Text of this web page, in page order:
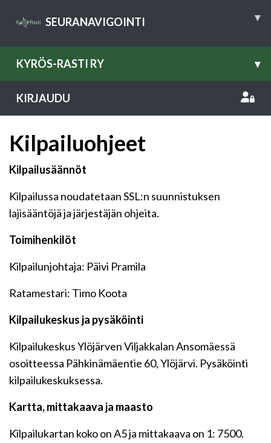
SEURANAVIGOINTI ▾
KYRÖS-RASTI RY ▾
KIRJAUDU
Kilpailuohjeet
Kilpailusäännöt
Kilpailussa noudatetaan SSL:n suunnistuksen
lajisääntöjä ja järjestäjän ohjeita.
Toimihenkilöt
Kilpailunjohtaja: Päivi Pramila
Ratamestari: Timo Koota
Kilpailukeskus ja pysäköinti
Kilpailukeskus Ylöjärven Viljakkalan Ansomäessä
osoitteessa Pähkinämäentie 60, Ylöjärvi. Pysäköinti
kilpailukeskuksessa.
Kartta, mittakaava ja maasto
Kilpailukartan koko on A5 ja mittakaava on 1: 7500.